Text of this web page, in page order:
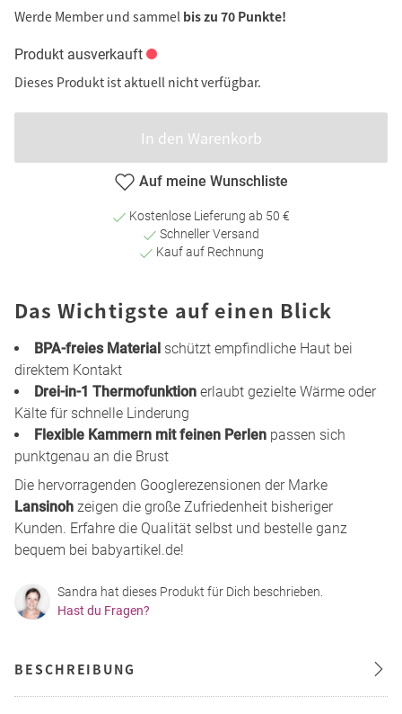
Werde Member und sammel bis zu 70 Punkte!
Produkt ausverkauft
Dieses Produkt ist aktuell nicht verfügbar.
In den Warenkorb
Auf meine Wunschliste
Kostenlose Lieferung ab 50 €
Schneller Versand
Kauf auf Rechnung
Das Wichtigste auf einen Blick
BPA-freies Material schützt empfindliche Haut bei
direktem Kontakt
Drei-in-1 Thermofunktion erlaubt gezielte Wärme oder
Kälte für schnelle Linderung
Flexible Kammern mit feinen Perlen passen sich
punktgenau an die Brust
Die hervorragenden Googlerezensionen der Marke
Lansinoh zeigen die große Zufriedenheit bisheriger
Kunden. Erfahre die Qualität selbst und bestelle ganz
bequem bei babyartikel.de!
Sandra hat dieses Produkt für Dich beschrieben.
Hast du Fragen?
BESCHREIBUNG